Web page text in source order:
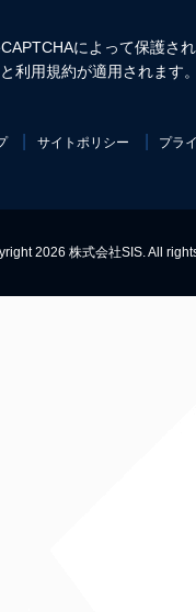
によって保護さ
と利用規約が適用されます。
サイトポリシー プラ
2026 株式会社SIS. All